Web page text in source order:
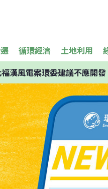
循環經濟 土地利用
漢風電案環委建議不應開發